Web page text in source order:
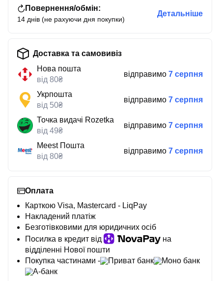
Повернення/обмін:
14 днів (не рахуючи дня покупки)
Детальніше
Доставка та самовивіз
Нова пошта
від 80₴
відправимо 7 серпня
Укрпошта
від 50₴
відправимо 7 серпня
Точка видачі Rozetka
від 49₴
відправимо 7 серпня
Meest Пошта
від 80₴
відправимо 7 серпня
Оплата
Карткою Visa, Mastercard - LiqPay
Накладений платіж
Безготівковими для юридичних осіб
Посилка в кредит від
на
відділенні Нової пошти
Покупка частинами -
Приват банк
Моно банк
А-банк